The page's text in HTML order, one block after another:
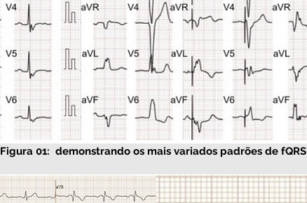
Figura 01:  demonstrando os mais variados padrões de fQRS